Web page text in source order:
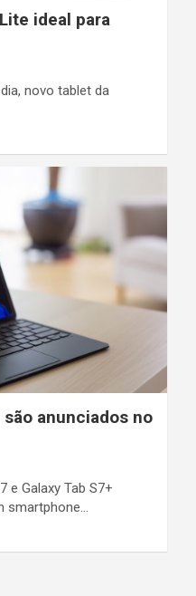
ideal para
novo tablet da
são anunciados no
e Galaxy Tab S7+
smartphone…